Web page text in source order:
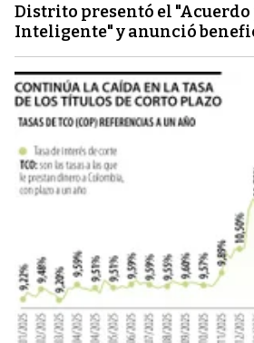
Distrito presentó el "Acuerdo
Inteligente" y anunció